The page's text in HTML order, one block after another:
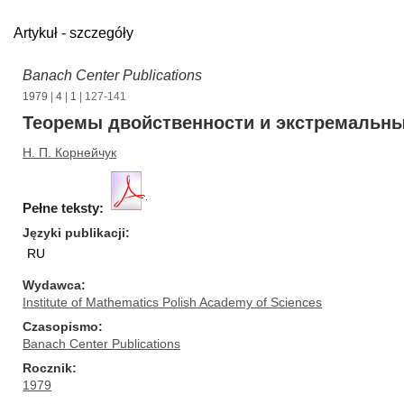
Artykuł - szczegóły
Banach Center Publications
1979 4 1 | 127-141
Теоремы двойственности и
Н. П. Корнейчук
Pełne teksty:
Języki publikacji
RU
Wydawca
Institute of Mathematics Polish Academy of Sciences
Czasopismo
Banach Center Publications
Rocznik
1979